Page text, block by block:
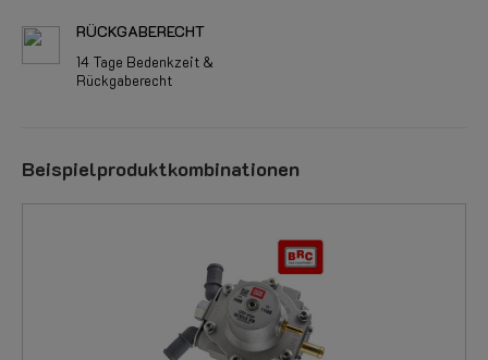
RÜCKGABERECHT
14 Tage Bedenkzeit &
Rückgaberecht
Beispielproduktkombinationen